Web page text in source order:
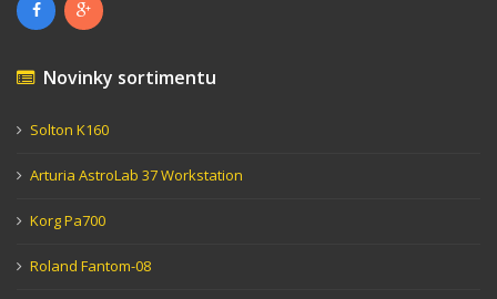
Novinky sortimentu
Solton K160
Arturia AstroLab 37 Workstation
Korg Pa700
Roland Fantom-08